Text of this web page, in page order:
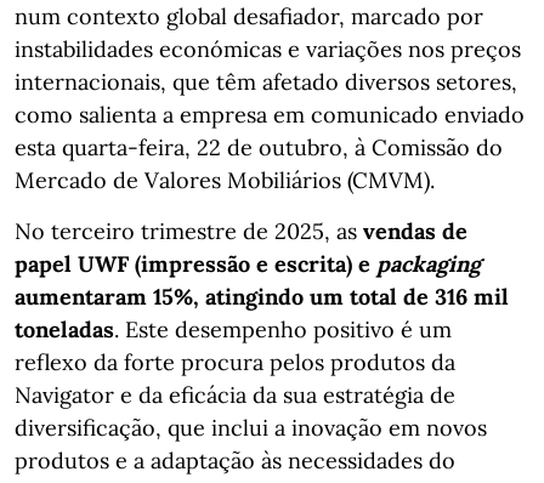
num contexto global desafiador, marcado por
instabilidades económicas e variações nos preços
internacionais, que têm afetado diversos setores,
como salienta a empresa em comunicado enviado
esta quarta-feira, 22 de outubro, à Comissão do
Mercado de Valores Mobiliários (CMVM).
No terceiro trimestre de 2025, as vendas de
papel UWF (impressão e escrita) e packaging
aumentaram 15%, atingindo um total de 316 mil
toneladas. Este desempenho positivo é um
reflexo da forte procura pelos produtos da
Navigator e da eficácia da sua estratégia de
diversificação, que inclui a inovação em novos
produtos e a adaptação às necessidades do